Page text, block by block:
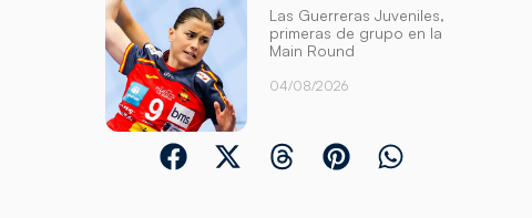
Las Guerreras Juveniles,
primeras de grupo en la
Main Round
04/08/2026